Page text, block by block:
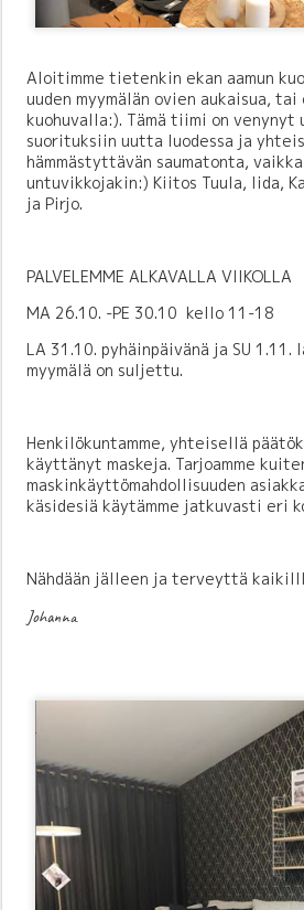
Aloitimme tietenkin ekan aamun
uuden myymälän ovien aukaisua,
kuohuvalla:). Tämä tiimi on venynyt
suorituksiin uutta luodessa ja
hämmästyttävän saumatonta, vaikka
untuvikkojakin:) Kiitos Tuula, Iida,
ja Pirjo.
PALVELEMME ALKAVALLA VIIKOLLA
MA 26.10. -PE 30.10 kello 11-18
LA 31.10. pyhäinpäivänä ja SU 1.11.
myymälä on suljettu.
Henkilökuntamme, yhteisellä
käyttänyt maskeja. Tarjoamme
maskinkäyttömahdollisuuden
käsidesiä käytämme jatkuvasti eri
Nähdään jälleen ja terveyttä
Johanna